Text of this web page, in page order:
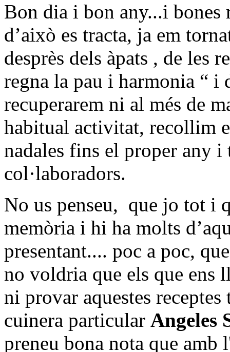
Bon dia i bon any...i bones
d’això es tracta, ja em
desprès dels àpats , de les
regna la pau i harmonia “ i
recuperarem ni al més de
habitual activitat, recollim
nadales fins el proper any i
col·laboradors.
No us penseu, que jo tot i
memòria i hi ha molts
presentant.... poc a poc,
no voldria que els que ens
ni provar aquestes
cuinera particular Angeles
preneu bona nota que amb